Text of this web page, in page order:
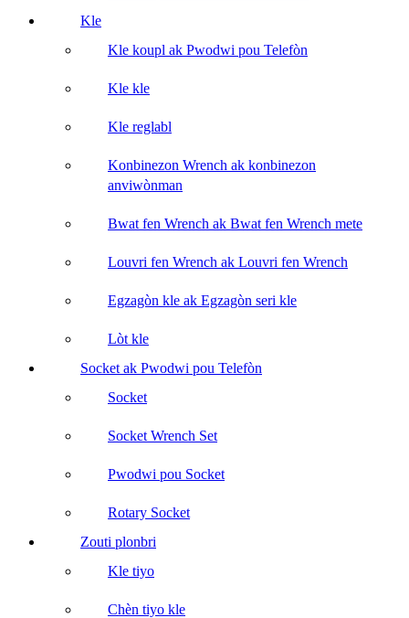
Kle
Kle koupl ak Pwodwi pou Telefòn
Kle kle
Kle reglabl
Konbinezon Wrench ak konbinezon
anviwònman
Bwat fen Wrench ak Bwat fen Wrench mete
Louvri fen Wrench ak Louvri fen Wrench
Egzagòn kle ak Egzagòn seri kle
Lòt kle
Socket ak Pwodwi pou Telefòn
Socket
Socket Wrench Set
Pwodwi pou Socket
Rotary Socket
Zouti plonbri
Kle tiyo
Chèn tiyo kle